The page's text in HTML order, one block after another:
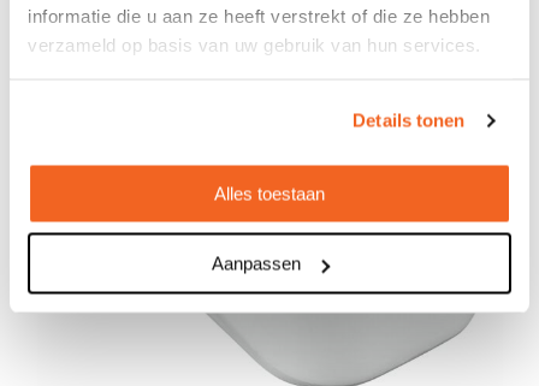
informatie die u aan ze heeft verstrekt of die ze hebben
verzameld op basis van uw gebruik van hun services.
Details tonen
Alles toestaan
Aanpassen